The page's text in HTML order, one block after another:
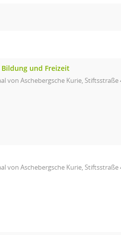
Bildung und Freizeit
von Aschebergsche Kurie,
von Aschebergsche Kurie,